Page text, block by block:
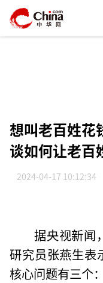
想叫老百姓花
谈如何让老百
2024-04-17 10:12:34
据央视新闻
研究员张燕生表
核心问题有三个：